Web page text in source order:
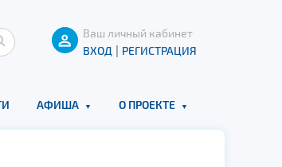
Ваш личный кабинет
ВХОД | РЕГИСТРАЦИЯ
АФИША О ПРОЕКТЕ